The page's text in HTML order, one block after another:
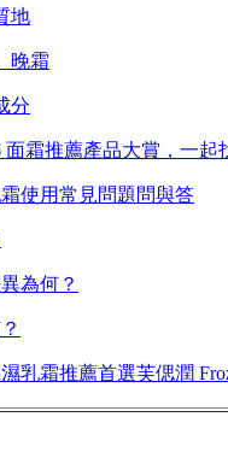
地
晚霜
分
霜推薦產品大賞，一起
使用常見問題問與答
為何？
乳霜推薦首選芙偲潤